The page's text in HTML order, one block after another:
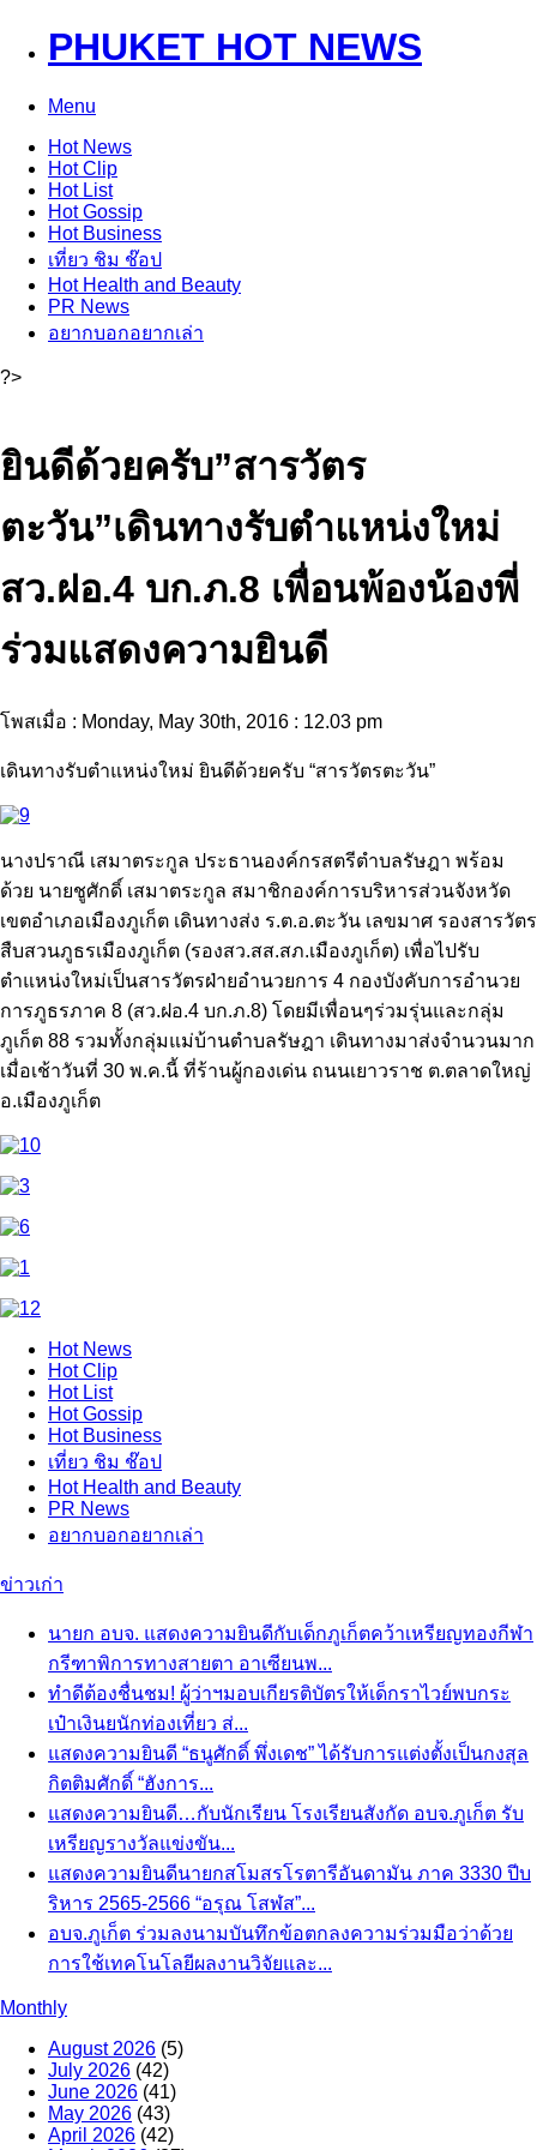
PHUKET HOT NEWS
Menu
HotNews
HotClip
HotList
HotGossip
HotBusiness
เที่ยว ชิม ช๊อป
HotHealth and Beauty
PR News
อยากบอกอยากเล่า
?>
ยินดีด้วยครับ”สารวัตร
ตะวัน”เดินทางรับตำแหน่งใหม่
สว.ฝอ.4 บก.ภ.8 เพื่อนพ้องน้องพี่
ร่วมแสดงความยินดี
โพสเมื่อ : Monday, May 30th, 2016 : 12.03 pm
เดินทางรับตำแหน่งใหม่ ยินดีด้วยครับ “สารวัตรตะวัน”
นางปราณี เสมาตระกูล ประธานองค์กรสตรีตำบลรัษฎา พร้อม
ด้วย นายชูศักดิ์ เสมาตระกูล สมาชิกองค์การบริหารส่วนจังหวัด
เขตอำเภอเมืองภูเก็ต เดินทางส่ง ร.ต.อ.ตะวัน เลขมาศ รองสารวัตร
สืบสวนภูธรเมืองภูเก็ต (รองสว.สส.สภ.เมืองภูเก็ต) เพื่อไปรับ
ตำแหน่งใหม่เป็นสารวัตรฝ่ายอำนวยการ 4 กองบังคับการอำนวย
การภูธรภาค 8 (สว.ฝอ.4 บก.ภ.8) โดยมีเพื่อนๆร่วมรุ่นและกลุ่ม
ภูเก็ต 88 รวมทั้งกลุ่มแม่บ้านตำบลรัษฎา เดินทางมาส่งจำนวนมาก
เมื่อเช้าวันที่ 30 พ.ค.นี้ ที่ร้านผู้กองเด่น ถนนเยาวราช ต.ตลาดใหญ่
อ.เมืองภูเก็ต
HotNews
HotClip
HotList
HotGossip
HotBusiness
เที่ยว ชิม ช๊อป
HotHealth and Beauty
PR News
อยากบอกอยากเล่า
ข่าวเก่า
นายก อบจ. แสดงความยินดีกับเด็กภูเก็ตคว้าเหรียญทองกีฬา
กรีฑาพิการทางสายตา อาเซียนพ...
ทำดีต้องชื่นชม! ผู้ว่าฯมอบเกียรติบัตรให้เด็กราไวย์พบกระ
เป๋าเงินยนักท่องเที่ยว ส่...
แสดงความยินดี “ธนูศักดิ์ พึ่งเดช” ได้รับการแต่งตั้งเป็นกงสุล
กิตติมศักดิ์ “ฮังการ...
แสดงความยินดี…กับนักเรียน โรงเรียนสังกัด อบจ.ภูเก็ต รับ
เหรียญรางวัลแข่งขัน...
แสดงความยินดีนายกสโมสรโรตารีอันดามัน ภาค 3330 ปีบ
ริหาร 2565-2566 “อรุณ โสฬส”...
อบจ.ภูเก็ต ร่วมลงนามบันทึกข้อตกลงความร่วมมือว่าด้วย
การใช้เทคโนโลยีผลงานวิจัยและ...
Monthly
August 2026 (5)
July 2026 (42)
June 2026 (41)
May 2026 (43)
April 2026 (42)